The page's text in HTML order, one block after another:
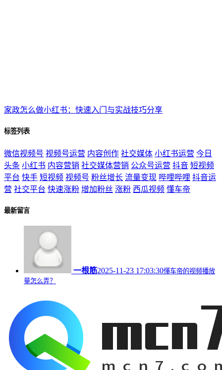
家政怎么做小红书：快速入门与实战技巧分享
标签列表
微信视频号 视频号运营 内容创作 社交媒体 小红书运营 今日
头条 小红书 内容营销 社交媒体营销 公众号运营 抖音 短视频
平台 快手 短视频 视频号 粉丝增长 流量变现 哔哩哔哩 抖音运
营 社交平台 快速涨粉 增加粉丝 涨粉 西瓜视频 懂车帝
最新留言
一根筋2025-11-23 17:03:30懂车帝的视频播放
量怎么弄？